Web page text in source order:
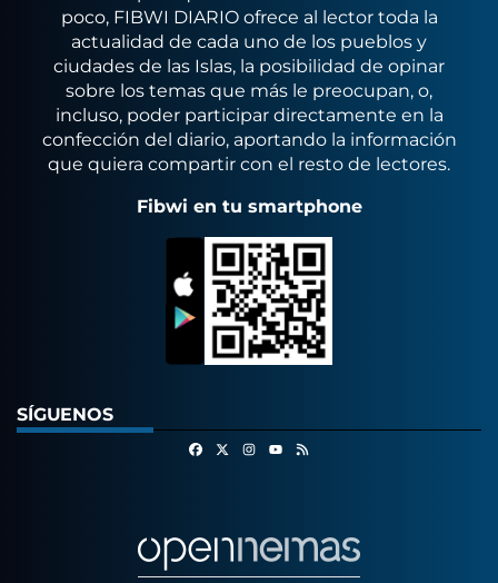
poco, FIBWI DIARIO ofrece al lector toda la
actualidad de cada uno de los pueblos y
ciudades de las Islas, la posibilidad de opinar
sobre los temas que más le preocupan, o,
incluso, poder participar directamente en la
confección del diario, aportando la información
que quiera compartir con el resto de lectores.
Fibwi en tu smartphone
SÍGUENOS
FacebookInstagram